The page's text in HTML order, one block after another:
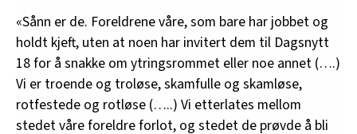
«Sånn er de. Foreldrene våre, som bare har jobbet og
holdt kjeft, uten at noen har invitert dem til Dagsnytt
18 for å snakke om ytringsrommet eller noe annet (….)
Vi er troende og troløse, skamfulle og skamløse,
rotfestede og rotløse (…..) Vi etterlates mellom
stedet våre foreldre forlot, og stedet de prøvde å bli